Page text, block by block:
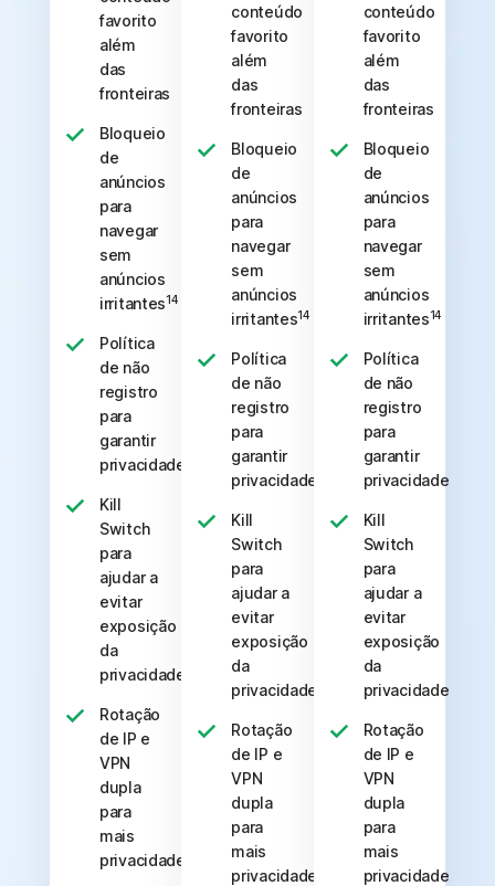
favorito
além
das
fronteiras
Bloqueio
de
anúncios
para
navegar
sem
anúncios
irritantes14
Política
de não
registro
para
garantir
privacidade
Kill
Switch
para
ajudar a
evitar
exposição
da
privacidade
Rotação
de IP e
VPN
dupla
para
mais
privacidade
conteúdo
favorito
além
das
fronteiras
Bloqueio
de
anúncios
para
navegar
sem
anúncios
irritantes14
Política
de não
registro
para
garantir
privacidade
Kill
Switch
para
ajudar a
evitar
exposição
da
privacidade
Rotação
de IP e
VPN
dupla
para
mais
privacidade
conteúdo
favorito
além
das
fronteiras
Bloqueio
de
anúncios
para
navegar
sem
anúncios
irritantes14
Política
de não
registro
para
garantir
privacidade
Kill
Switch
para
ajudar a
evitar
exposição
da
privacidade
Rotação
de IP e
VPN
dupla
para
mais
privacidade